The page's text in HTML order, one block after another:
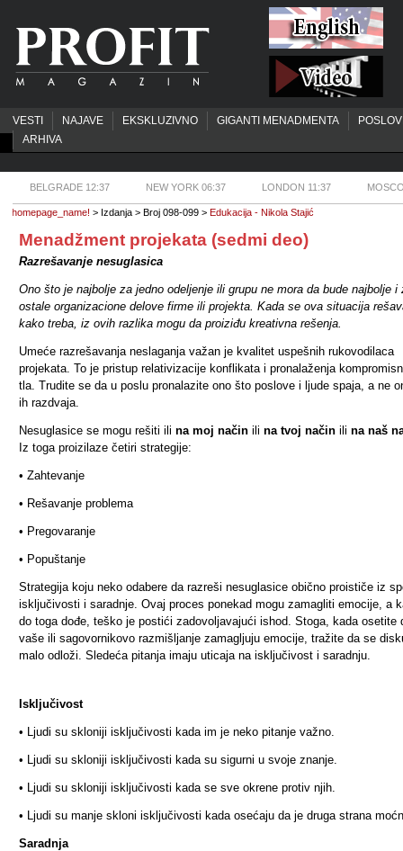
VESTI NAJAVE EKSKLUZIVNO GIGANTI MENADMENTA
ARHIVA
BELGRADE 12:37 NEW YORK 06:37 LONDON 11:37
homepage_name! > Izdanja > Broj 098-099 > Edukacija - Nikola Stajić
Menadžment projekata (sedmi deo)
Razrešavanje nesuglasica
Ono što je najbolje za jedno odeljenje ili grupu ne mora da bude najbolje i
ostale organizacione delove firme ili projekta. Kada se ova situacija
kako treba, iz ovih razlika mogu da proiziđu kreativna rešenja.
Umeće razrešavanja neslaganja važan je kvalitet uspešnih rukovodilaca
projekata. To je pristup relativizacije konflikata i pronalaženja
tla. Trudite se da u poslu pronalazite ono što poslove i ljude spaja, a ne
ih razdvaja.
Nesuglasice se mogu rešiti ili na moj način ili na tvoj način ili na naš
Iz toga proizilaze četiri strategije:
• Zahtevanje
• Rešavanje problema
• Pregovaranje
• Popuštanje
Strategija koju neko odabere da razreši nesuglasice obično proističe iz
isključivosti i saradnje. Ovaj proces ponekad mogu zamagliti emocije, a
do toga dođe, teško je postići zadovoljavajući ishod. Stoga, kada osetite
vaše ili sagovornikovo razmišljanje zamagljuju emocije, tražite da se
malo odloži. Sledeća pitanja imaju uticaja na isključivost i saradnju.
Isključivost
• Ljudi su skloniji isključivosti kada im je neko pitanje važno.
• Ljudi su skloniji isključivosti kada su sigurni u svoje znanje.
• Ljudi su skloniji isključivosti kada se sve okrene protiv njih.
• Ljudi su manje skloni isključivosti kada osećaju da je druga strana
Saradnja